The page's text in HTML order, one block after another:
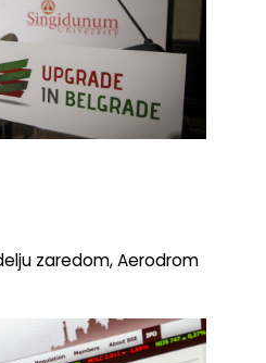
zaredom, Aerodrom